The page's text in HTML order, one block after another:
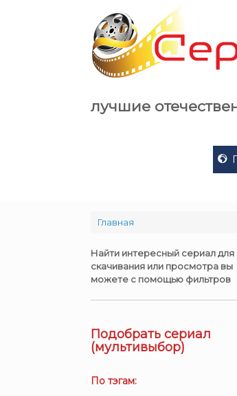
лучшие
Главная
Найти интересный сериал для
скачивания или просмотра вы
можете с помощью фильтров
Подобрать сериал
(мультивыбор)
По тэгам: